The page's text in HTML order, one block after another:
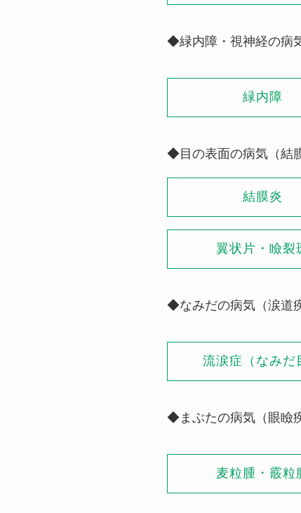
◆緑内障・視神経の病
緑内障
◆目の表面の病気（結
結膜炎
翼状片・瞼裂
◆なみだの病気（涙道
流涙症（なみだ
◆まぶたの病気（眼瞼
麦粒腫・霰粒